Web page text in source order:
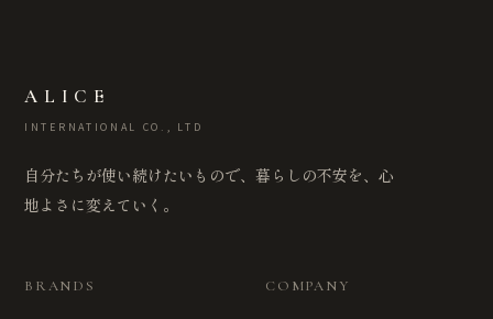
ALICE
INTERNATIONAL CO., LTD
自分たちが使い続けたいもので、暮らしの不安を、心
地よさに変えていく。
BRANDS COMPANY